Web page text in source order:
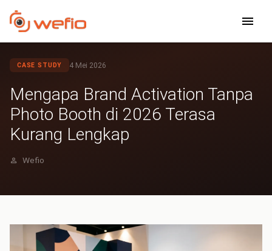
CASE STUDY 4 Mei 2026
Mengapa Brand Activation Tanpa
Photo Booth di 2026 Terasa
Kurang Lengkap
Wefio